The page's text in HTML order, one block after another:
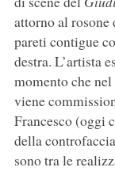
attorno al rosone
pareti contigue
destra. L’artista
momento che
viene
Francesco (oggi
della
sono tra le